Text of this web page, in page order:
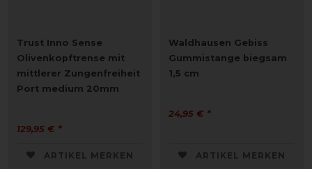
Trust Inno Sense
Olivenkopftrense mit
mittlerer Zungenfreiheit
Port medium 20mm
129,95 € *
ARTIKEL MERKEN
Waldhausen Gebiss
Gummistange biegsam
1,5 cm
24,95 € *
ARTIKEL MERKEN